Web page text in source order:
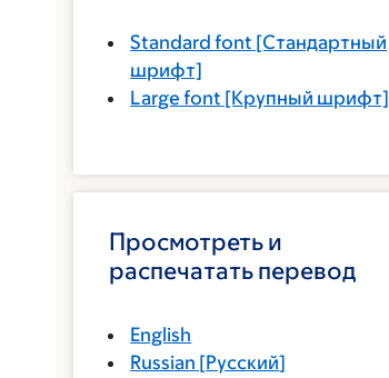
Standard font [Стандартный
шрифт]
Large font [Крупный шрифт]
Просмотреть и
распечатать перевод
English
Russian [Русский]